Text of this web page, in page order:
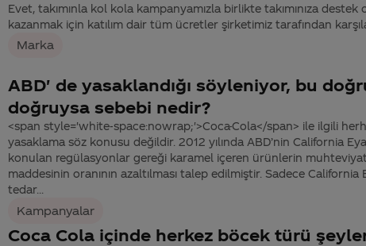
Evet, takımınla kol kola kampanyamızla birlikte takımınıza
kazanmak için katılım dair tüm ücretler şirketimiz tarafından
Marka
ABD' de yasaklandığı söyleniyor, bu
doğruysa sebebi nedir?
<span style='white-space:nowrap;'>Coca-Cola</span> ile ilgili
yasaklama söz konusu değildir. 2012 yılında ABD’nin California
konulan regülasyonlar gereği karamel içeren ürünlerin
maddesinin oranının azaltılması talep edilmiştir. Sadece California
tedar...
Kampanyalar
Coca Cola içinde herkez böcek türü